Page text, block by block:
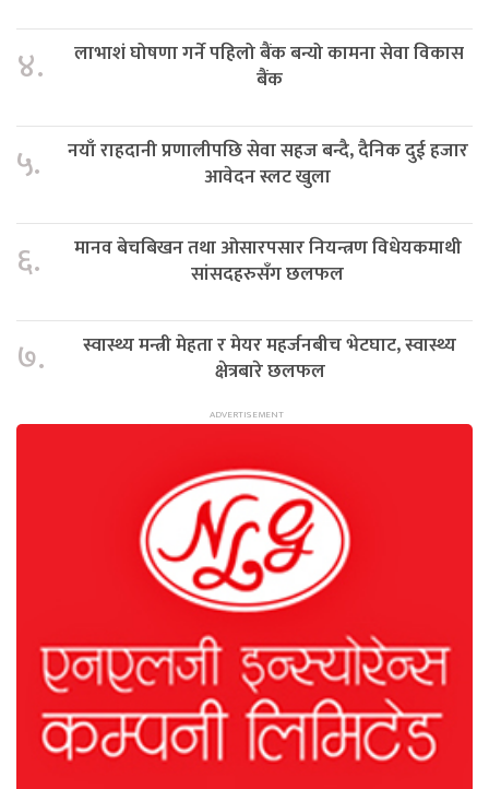
४.
लाभाशं घोषणा गर्ने पहिलो बैंक बन्यो कामना सेवा विकास
बैंक
५.
नयाँ राहदानी प्रणालीपछि सेवा सहज बन्दै, दैनिक दुई हजार
आवेदन स्लट खुला
६.
मानव बेचबिखन तथा ओसारपसार नियन्त्रण विधेयकमाथी
सांसदहरुसँग छलफल
७.
स्वास्थ्य मन्त्री मेहता र मेयर महर्जनबीच भेटघाट, स्वास्थ्य
क्षेत्रबारे छलफल